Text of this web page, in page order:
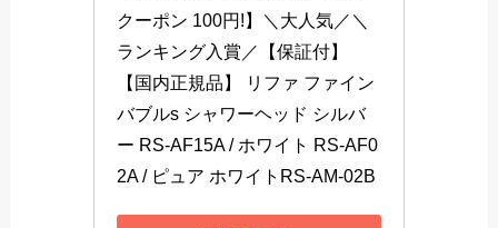
クーポン 100円!】＼大人気／＼
ランキング入賞／【保証付】
【国内正規品】 リファ ファイン
バブルs シャワーヘッド シルバ
ー RS-AF15A / ホワイト RS-AF0
2A / ピュア ホワイトRS-AM-02B